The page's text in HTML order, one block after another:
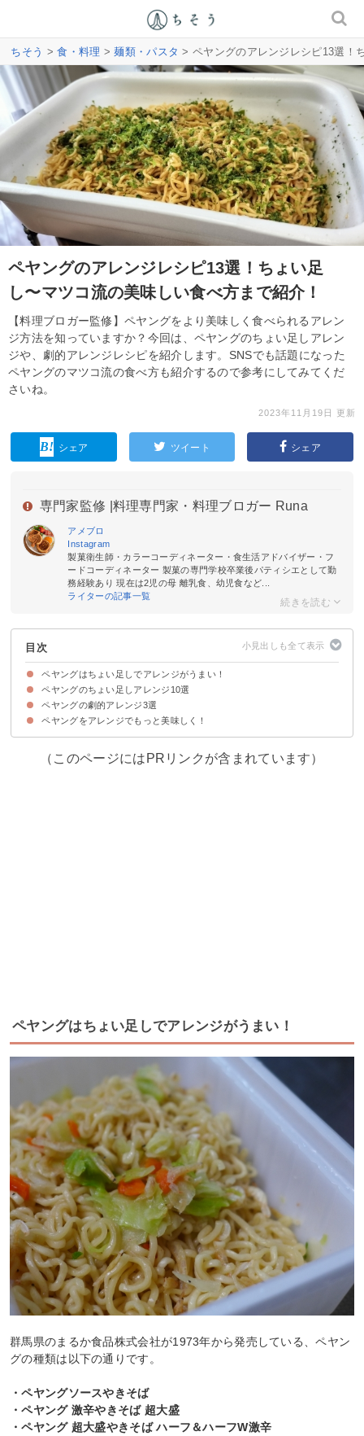
ちそう >食・料理 >麺類・パスタ > ペヤングのアレンジレシピ13選！
ペヤングのアレンジレシピ13選！ちょい足
し〜マツコ流の美味しい食べ方まで紹介！
【料理ブロガー監修】ペヤングをより美味しく食べられるアレン
ジ方法を知っていますか？今回は、ペヤングのちょい足しアレン
ジや、劇的アレンジレシピを紹介します。SNSでも話題になった
ペヤングのマツコ流の食べ方も紹介するので参考にしてみてくだ
さいね。
2023年11月19日 更新
シェア ツイート シェア
専門家監修 | 料理専門家・料理ブロガー Runa
アメブロ
Instagram
製菓衛生師・カラーコーディネーター・食生活アドバイザー・フ
ードコーディネーター 製菓の専門学校卒業後パティシエとして勤
務経験あり 現在は2児の母 離乳食、幼児食など...
ライターの記事一覧
目次
ペヤングはちょい足しでアレンジがうまい！
ペヤングのちょい足しアレンジ10選
①ペヤングソースやきそば＋豚キムチ
②ペヤングソースやきそば＋ごま油＋ラー油
③ペヤングソースやきそば＋ゆかり＋ごま油
④ペヤングソースやきそば＋納豆
⑤ペヤングペペロンチーノ風やきそば＋粉チーズ
⑥ペヤングソースやきそば＋柿の種＋ラー油
⑦ペヤングソースやきそば＋ツナマヨ＋海苔
⑧ペヤング激辛やきそば＋生卵
⑨ペヤングソースやきそば＋カレー粉
⑩ペヤングソースやきそば＋麻婆豆腐
ペヤングの劇的アレンジ3選
①油そば
②お好み焼き
③担々麺
ペヤングをアレンジでもっと美味しく！
（このページにはPRリンクが含まれています）
ペヤングはちょい足しでアレンジがうまい！
群馬県のまるか食品株式会社が1973年から発売している、ペヤン
グの種類は以下の通りです。
・ペヤングソースやきそば
・ペヤング 激辛やきそば 超大盛
・ペヤング 超大盛やきそば ハーフ＆ハーフW激辛